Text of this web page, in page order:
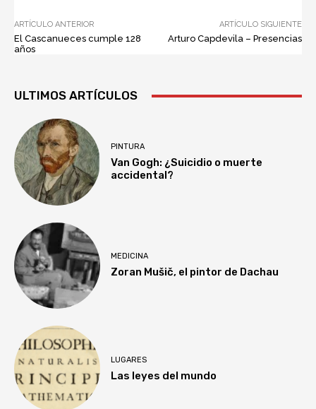
ARTÍCULO ANTERIOR
El Cascanueces cumple 128
años
ARTÍCULO SIGUIENTE
Arturo Capdevila – Presencias
ULTIMOS ARTÍCULOS
PINTURA
Van Gogh: ¿Suicidio o muerte
accidental?
MEDICINA
Zoran Mušič, el pintor de Dachau
LUGARES
Las leyes del mundo